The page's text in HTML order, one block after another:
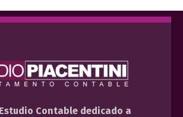
Contable dedicado a